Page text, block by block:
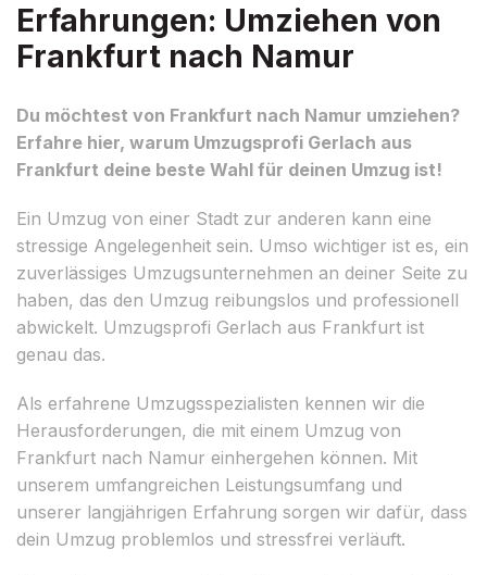
Erfahrungen: Umziehen von
Frankfurt nach Namur
Du möchtest von Frankfurt nach Namur umziehen?
Erfahre hier, warum Umzugsprofi Gerlach aus
Frankfurt deine beste Wahl für deinen Umzug ist!
Ein Umzug von einer Stadt zur anderen kann eine
stressige Angelegenheit sein. Umso wichtiger ist es, ein
zuverlässiges Umzugsunternehmen an deiner Seite zu
haben, das den Umzug reibungslos und professionell
abwickelt. Umzugsprofi Gerlach aus Frankfurt ist
genau das.
Als erfahrene Umzugsspezialisten kennen wir die
Herausforderungen, die mit einem Umzug von
Frankfurt nach Namur einhergehen können. Mit
unserem umfangreichen Leistungsumfang und
unserer langjährigen Erfahrung sorgen wir dafür, dass
dein Umzug problemlos und stressfrei verläuft.